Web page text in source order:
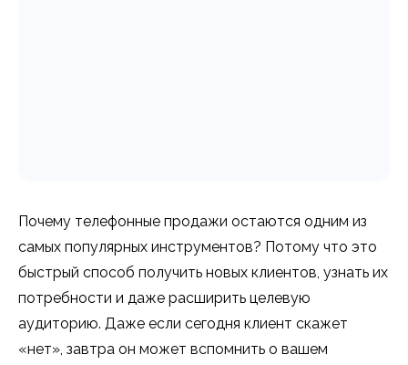
Почему телефонные продажи остаются одним из
самых популярных инструментов? Потому что это
быстрый способ получить новых клиентов, узнать их
потребности и даже расширить целевую
аудиторию. Даже если сегодня клиент скажет
«нет», завтра он может вспомнить о вашем